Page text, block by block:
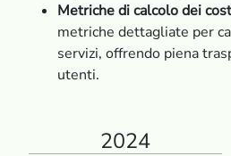
Metriche di calcolo dei
metriche dettagliate per
servizi, offrendo piena
utenti.
2024